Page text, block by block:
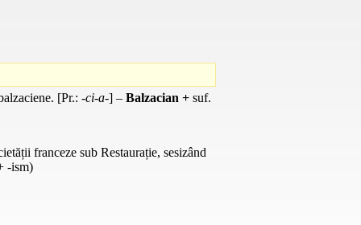
[Pr.: -ci-a-] – Balzacian + suf.
franceze sub Restaurație, sesizând
-ism)